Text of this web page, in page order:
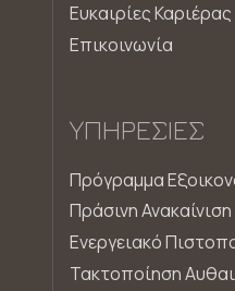
Ευκαιρίες Καριέρας
Επικοινωνία
ΥΠΗΡΕΣΊΕΣ
Πρόγραμμα
Πράσινη Ανακαίνιση
Ενεργειακό
Τακτοποίηση